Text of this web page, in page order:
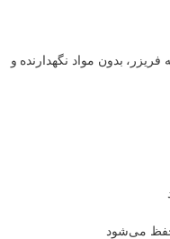
بدون مواد نگهدارنده و
می‌شود